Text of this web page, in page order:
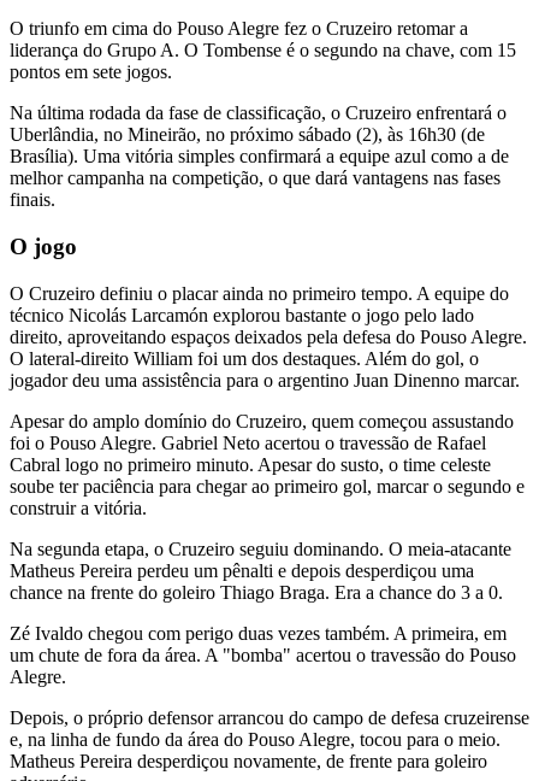
O triunfo em cima do Pouso Alegre fez o Cruzeiro retomar a
liderança do Grupo A. O Tombense é o segundo na chave, com 15
pontos em sete jogos.
Na última rodada da fase de classificação, o Cruzeiro enfrentará o
Uberlândia, no Mineirão, no próximo sábado (2), às 16h30 (de
Brasília). Uma vitória simples confirmará a equipe azul como a de
melhor campanha na competição, o que dará vantagens nas fases
finais.
O jogo
O Cruzeiro definiu o placar ainda no primeiro tempo. A equipe do
técnico Nicolás Larcamón explorou bastante o jogo pelo lado
direito, aproveitando espaços deixados pela defesa do Pouso Alegre.
O lateral-direito William foi um dos destaques. Além do gol, o
jogador deu uma assistência para o argentino Juan Dinenno marcar.
Apesar do amplo domínio do Cruzeiro, quem começou assustando
foi o Pouso Alegre. Gabriel Neto acertou o travessão de Rafael
Cabral logo no primeiro minuto. Apesar do susto, o time celeste
soube ter paciência para chegar ao primeiro gol, marcar o segundo e
construir a vitória.
Na segunda etapa, o Cruzeiro seguiu dominando. O meia-atacante
Matheus Pereira perdeu um pênalti e depois desperdiçou uma
chance na frente do goleiro Thiago Braga. Era a chance do 3 a 0.
Zé Ivaldo chegou com perigo duas vezes também. A primeira, em
um chute de fora da área. A "bomba" acertou o travessão do Pouso
Alegre.
Depois, o próprio defensor arrancou do campo de defesa cruzeirense
e, na linha de fundo da área do Pouso Alegre, tocou para o meio.
Matheus Pereira desperdiçou novamente, de frente para goleiro